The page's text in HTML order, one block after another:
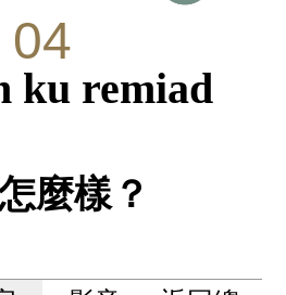
04
ku remiad
麼樣？